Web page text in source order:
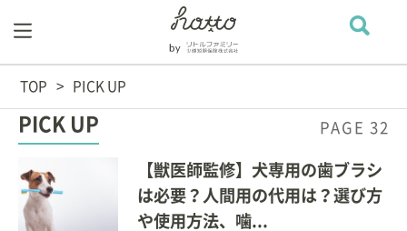
TOP PICK UP
PICK UP PAGE 32
【獣医師監修】犬専用の歯ブラシ
は必要？人間用の代用は？選び方
や使用方法、噛...